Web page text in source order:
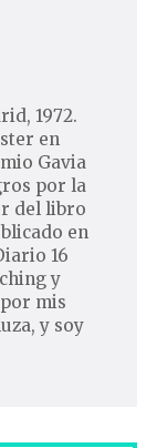
1972.
en
Gavia
por la
del libro
en
16
y
mis
y soy